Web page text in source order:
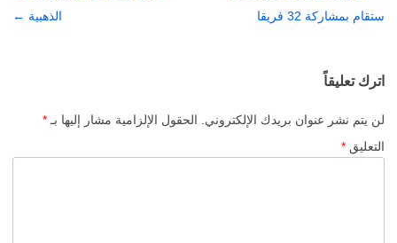
المقالات
ستقام بمشاركة 32 فريقا
الذهبية ←
اترك تعليقاً
لن يتم نشر عنوان بريدك الإلكتروني. الحقول الإلزامية مشار إليها بـ *
التعليق *